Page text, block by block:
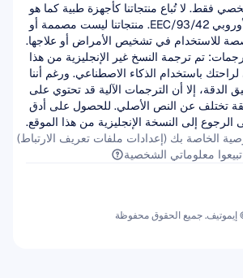
للاستخدام في تشخيص الأمراض أو علاجها.
الرجوع إلى النسخة الإنجليزية من هذا الموقع.
الخاصة بك (إعدادات ملفات تعريف الارتباط)
تبيعوا معلوماتي الشخصية
إيموتيف. جميع الحقوق محفوظة